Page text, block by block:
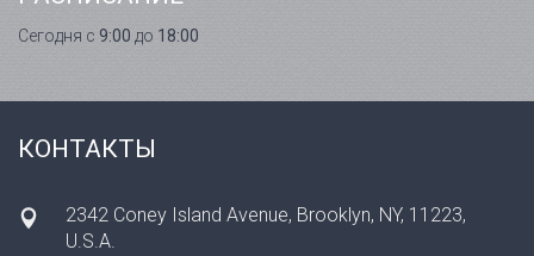
Сегодня с 9:00 до 18:00
КОНТАКТЫ
2342 Coney Island Avenue, Brooklyn, NY, 11223,
U.S.A.